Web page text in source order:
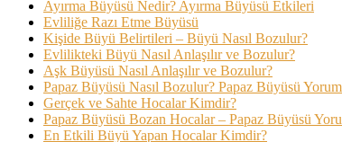
Ayırma Büyüsü Nedir? Ayırma Büyüsü Etkileri
Evliliğe Razı Etme Büyüsü
Kişide Büyü Belirtileri – Büyü Nasıl Bozulur?
Evlilikteki Büyü Nasıl Anlaşılır ve Bozulur?
Aşk Büyüsü Nasıl Anlaşılır ve Bozulur?
Papaz Büyüsü Nasıl Bozulur? Papaz Büyüsü
Gerçek ve Sahte Hocalar Kimdir?
Papaz Büyüsü Bozan Hocalar – Papaz Büyüsü
En Etkili Büyü Yapan Hocalar Kimdir?